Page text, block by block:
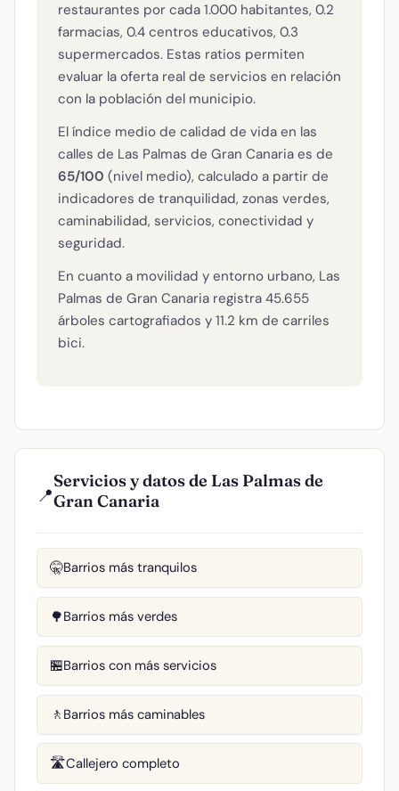
restaurantes por cada 1.000 habitantes, 0.2
farmacias, 0.4 centros educativos, 0.3
supermercados. Estas ratios permiten
evaluar la oferta real de servicios en relación
con la población del municipio.
El índice medio de calidad de vida en las
calles de Las Palmas de Gran Canaria es de
65/100 (nivel medio), calculado a partir de
indicadores de tranquilidad, zonas verdes,
caminabilidad, servicios, conectividad y
seguridad.
En cuanto a movilidad y entorno urbano, Las
Palmas de Gran Canaria registra 45.655
árboles cartografiados y 11.2 km de carriles
bici.
📍
Servicios y datos de Las Palmas de
Gran Canaria
🤫Barrios más tranquilos
🌳Barrios más verdes
🏪Barrios con más servicios
🚶 Barrios más caminables
🛣️Callejero completo